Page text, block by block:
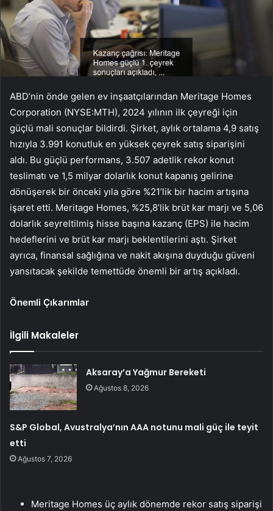
ABD’nin önde gelen ev inşaatçılarından Meritage Homes
Corporation (NYSE:MTH), 2024 yılının ilk çeyreği için
güçlü mali sonuçlar bildirdi. Şirket, aylık ortalama 4,9 satış
hızıyla 3.991 konutluk en yüksek çeyrek satış siparişini
aldı. Bu güçlü performans, 3.507 adetlik rekor konut
teslimatı ve 1,5 milyar dolarlık konut kapanış gelirine
dönüşerek bir önceki yıla göre %21’lik bir hacim artışına
işaret etti. Meritage Homes, %25,8’lik brüt kar marjı ve 5,06
dolarlık seyreltilmiş hisse başına kazanç (EPS) ile hacim
hedeflerini ve brüt kar marjı beklentilerini aştı. Şirket
ayrıca, finansal sağlığına ve nakit akışına duyduğu güveni
yansıtacak şekilde temettüde önemli bir artış açıkladı.
Önemli Çıkarımlar
İlgili Makaleler
Aksaray’a Yağmur Bereketi
Ağustos 8, 2026
S&P Global, Avustralya’nın AAA notunu mali güç ile teyit
etti
Ağustos 7, 2026
Meritage Homes üç aylık dönemde rekor satış siparişi